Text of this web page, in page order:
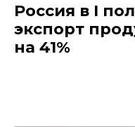
Россия в I
экспорт
на 41%